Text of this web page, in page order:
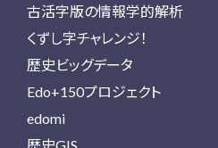
古活字版の情報学的解析
くずし字チャレンジ！
歴史ビッグデータ
Edo+150プロジェクト
edomi